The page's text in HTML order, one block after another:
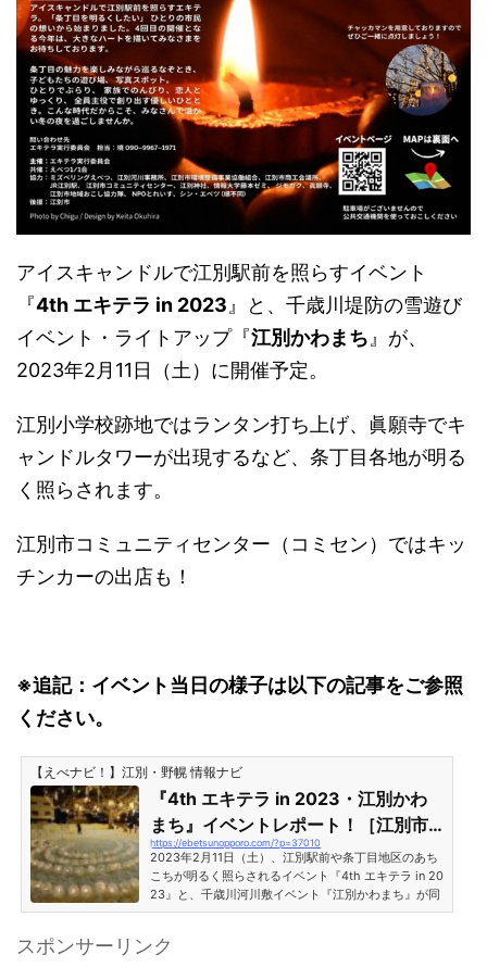
アイスキャンドルで江別駅前を照らすイベント
『4th エキテラ in 2023』と、千歳川堤防の雪遊び
イベント・ライトアップ『江別かわまち』が、
2023年2月11日（土）に開催予定。
江別小学校跡地ではランタン打ち上げ、眞願寺でキ
ャンドルタワーが出現するなど、条丁目各地が明る
く照らされます。
江別市コミュニティセンター（コミセン）ではキッ
チンカーの出店も！
※追記：イベント当日の様子は以下の記事をご参照
ください。
【えべナビ！】江別・野幌 情報ナビ
『4th エキテラ in 2023・江別かわ
まち』イベントレポート！［江別市
条丁目・千歳川河川敷・旧江別小学
校・眞願寺・コミセン］
https://ebetsunopporo.com/?p=37010
2023年2月11日（土）、江別駅前や条丁目地区のあち
こちが明るく照らされるイベント『4th エキテラ in 20
23』と、千歳川河川敷イベント『江別かわまち』が同
日開催となりました。イベント当日に家族で出かけて
ートしたいと思います。『江別かわまち 2023』千歳
スポンサーリンク